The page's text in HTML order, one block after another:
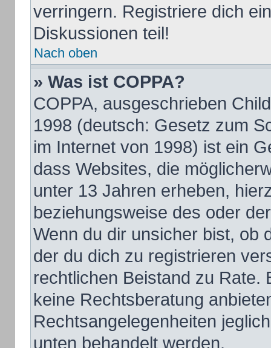
verringern. Registriere dich
Diskussionen teil!
Nach oben
» Was ist COPPA?
COPPA, ausgeschrieben
1998 (deutsch: Gesetz zum
im Internet von 1998) ist ein
dass Websites, die
unter 13 Jahren erheben,
beziehungsweise des oder
Wenn du dir unsicher bist, ob
der du dich zu registrieren
rechtlichen Beistand zu Rate.
keine Rechtsberatung
Rechtsangelegenheiten
unten behandelt werden.